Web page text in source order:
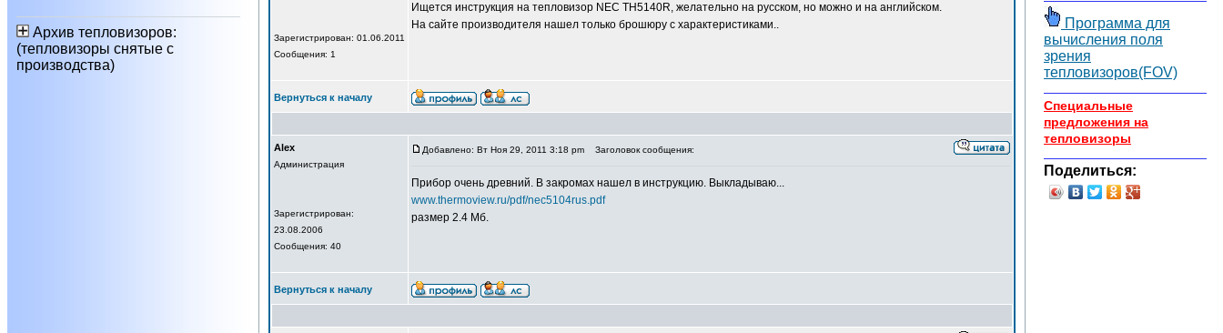
Архив тепловизоров:
(тепловизоры снятые с
производства)
Зарегистрирован: 01.06.2011
Сообщения: 1
Ищется инструкция на тепловизор NEC TH5140R, желательно на русском, но можно и на английском.
На сайте производителя нашел только брошюру с характеристиками..
Вернуться к началу
Alex
Администрация
Зарегистрирован:
23.08.2006
Сообщения: 40
Добавлено: Вт Ноя 29, 2011 3:18 pm Заголовок сообщения:
Прибор очень древний. В закромах нашел в инструкцию. Выкладываю...
www.thermoview.ru/pdf/nec5104rus.pdf
размер 2.4 Мб.
Вернуться к началу
Программа для
вычисления поля
зрения
тепловизоров(FOV)
Специальные
предложения на
тепловизоры
Поделиться: